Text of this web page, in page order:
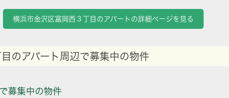
横浜市金沢区富岡西３丁目のアパートの詳細ページを見る
のアパート周辺で募集中の物件
募集中の物件